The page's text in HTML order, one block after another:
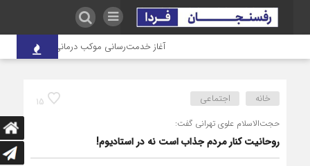
آغاز خدمت‌رسانی موکب درمانی شهدای صنعت مس
15 خانه اجتماعی
حجت‌الاسلام علوی تهرانی گفت:
روحانیت کنار مردم جذاب است نه در استادیوم!